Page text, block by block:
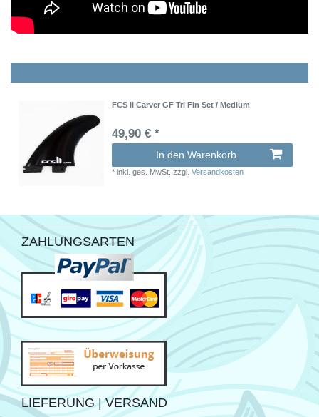
FCS II Carver GF Tri Fin Set / Medium
49,90 € *
In den Warenkorb
*inkl. ges. MwSt. zzgl.Versandkosten
ZAHLUNGSARTEN
LIEFERUNG | VERSAND